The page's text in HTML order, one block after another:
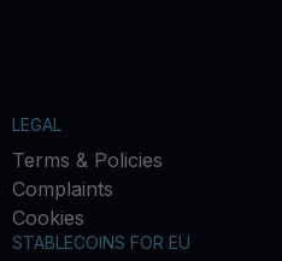
LEGAL
Terms & Policies
Complaints
Cookies
STABLECOINS FOR EU